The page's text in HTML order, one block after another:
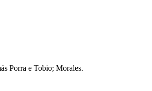
Porra e Tobio; Morales.